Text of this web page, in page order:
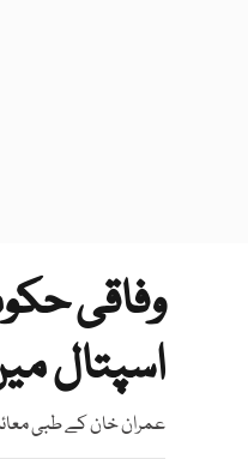
وفاقی
اسپتال
عمران خان کے طبی